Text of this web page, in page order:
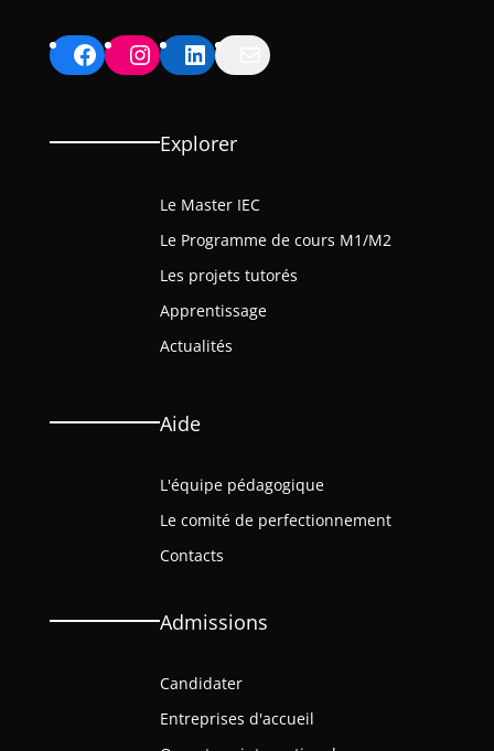
Facebook Instagram LinkedIn
Explorer
Le Master IEC
Le Programme de cours M1/M2
Les projets tutorés
Apprentissage
Actualités
Aide
L'équipe pédagogique
Le comité de perfectionnement
Contacts
Admissions
Candidater
Entreprises d'accueil